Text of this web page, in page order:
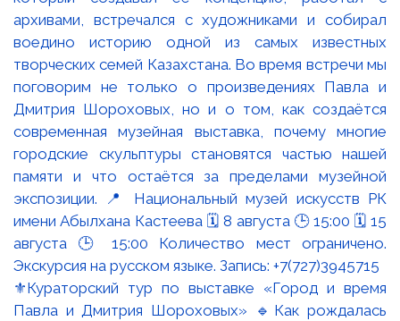
⚜️Кураторский тур по выставке «Город и время
Павла и Дмитрия Шороховых» 🔹Как рождалась